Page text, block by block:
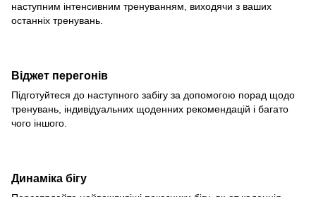
наступним інтенсивним тренуванням, виходячи з ваших
останніх тренувань.
Віджет перегонів
Підготуйтеся до наступного забігу за допомогою порад щодо
тренувань, індивідуальних щоденних рекомендацій і багато
чого іншого.
Динаміка бігу